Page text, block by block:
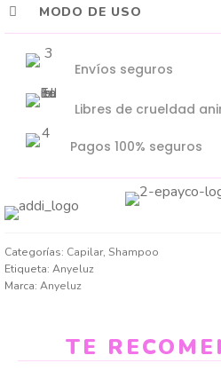
MODO DE USO
Envíos seguros
Libres de crueldad
Pagos 100% seguros
Categorías: Capilar, Shampoo
Etiqueta: Anyeluz
Marca: Anyeluz
TE